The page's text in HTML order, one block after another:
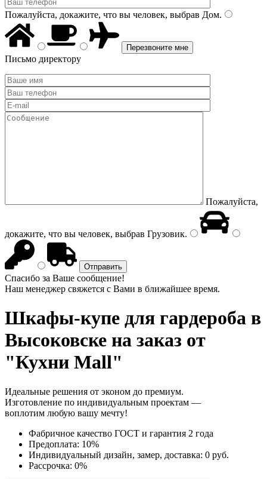
Пожалуйста, докажите, что вы человек, выбрав Дом.
Письмо директору
Пожалуйста,
докажите, что вы человек, выбрав Грузовик.
Спасибо за Ваше сообщение!
Наш менеджер свяжется с Вами в ближайшее время.
Шкафы-купе для гардероба в
Высоковске на заказ от
"Кухни Mall"
Идеальные решения от эконом до премиум.
Изготовление по индивидуальным проектам —
воплотим любую вашу мечту!
Фабричное качество ГОСТ и гарантия 2 года
Предоплата: 10%
Индивидуальный дизайн, замер, доставка: 0 руб.
Рассрочка: 0%